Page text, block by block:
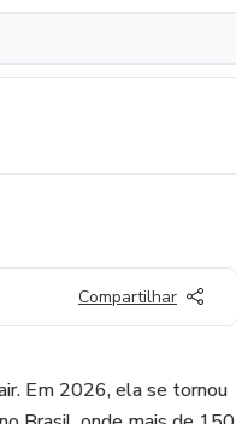
Compartilhar
Em 2026, ela se tornou